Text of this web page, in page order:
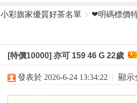
熱門喝茶心得分享 高顏值現役
小彩旗家優質好茶名單
›
❤明碼標價
[特價10000] 亦可 159 46 G 22歲
發表於 2026-6-24 13:34:22 | 顯示